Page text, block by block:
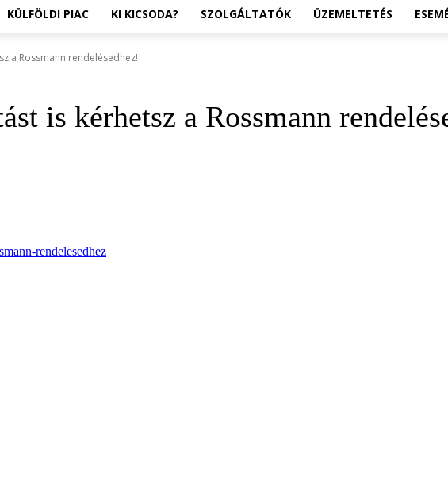
KÜLFÖLDI PIAC KI KICSODA? SZOLGÁLTATÓK ÜZEMELTETÉS
a Rossmann rendelésedhez!
is kérhetsz a Rossmann